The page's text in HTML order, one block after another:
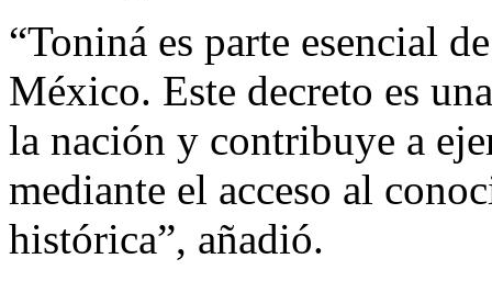
“Toniná es parte esencial
México. Este decreto es
la nación y contribuye a
mediante el acceso al
histórica”, añadió.